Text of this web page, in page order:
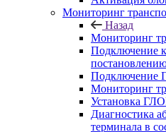
Мониторинг
Назад
Мониторинг
Подключение
Мониторинг
Установка
Диагностика
терминала в